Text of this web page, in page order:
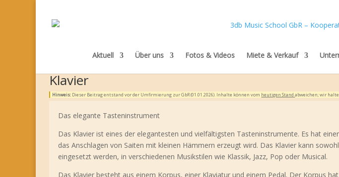
Aktuell Über uns Fotos & Videos Miete & Verkauf
Klavier
Hinweis: Dieser Beitrag entstand vor der Umfirmierung zur GbR (01.01.2026). Inhalte können vom heutigen Standabweichen; wir
Das elegante Tasteninstrument
Das Klavier ist eines der elegantesten und vielfältigsten Tasteninstrumente. Es hat
das Anschlagen von Saiten mit kleinen Hämmern erzeugt wird. Das Klavier kann
eingesetzt werden, in verschiedenen Musikstilen wie Klassik, Jazz, Pop oder Musical.
Das Klavier besteht aus einem Korpus, einer Klaviatur und einem Pedal. Der Korpus